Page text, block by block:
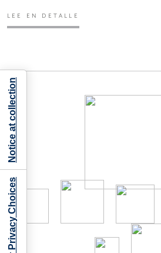
LEE EN DETALLE
Your Privacy Choices
Notice at collection